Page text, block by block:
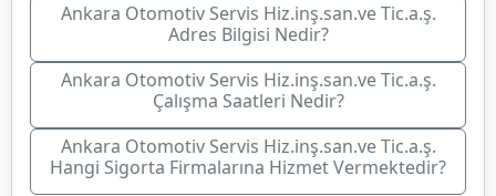
Ankara Otomotiv Servis Hiz.inş.san.ve Tic.a.ş.
Adres Bilgisi Nedir?
Ankara Otomotiv Servis Hiz.inş.san.ve Tic.a.ş.
Çalışma Saatleri Nedir?
Ankara Otomotiv Servis Hiz.inş.san.ve Tic.a.ş.
Hangi Sigorta Firmalarına Hizmet Vermektedir?